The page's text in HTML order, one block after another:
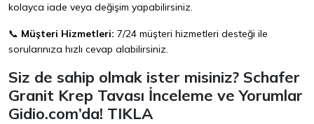
kolayca iade veya değişim yapabilirsiniz.
📞 Müşteri Hizmetleri: 7/24 müşteri hizmetleri desteği ile
sorularınıza hızlı cevap alabilirsiniz.
Siz de sahip olmak ister misiniz? Schafer
Granit Krep Tavası İnceleme ve Yorumlar
Gidio.com’da! TIKLA